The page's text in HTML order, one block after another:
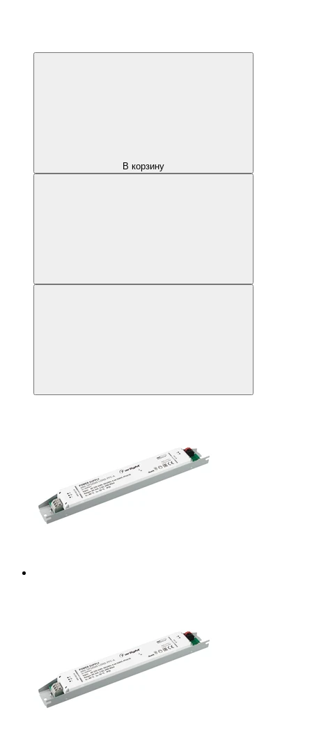
В корзину